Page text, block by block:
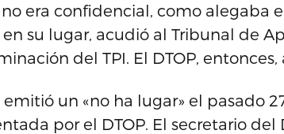
era confidencial, como alegaba
su lugar, acudió al Tribunal de
del TPI. El DTOP,
emitió un «no ha lugar» el pasado
por el DTOP. El secretario